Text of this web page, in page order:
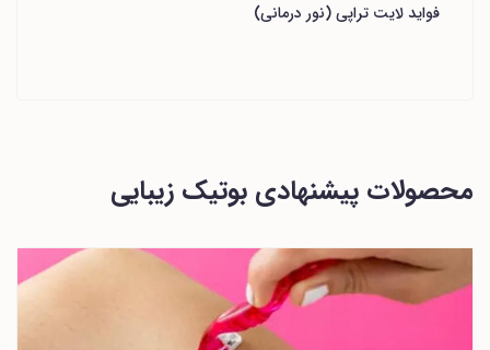
فواید لایت تراپی (نور درمانی)
محصولات پیشنهادی بوتیک زیبایی